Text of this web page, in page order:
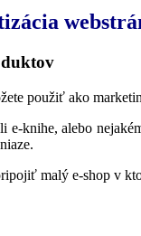
použiť ako
knihe, alebo
malý e-shop v